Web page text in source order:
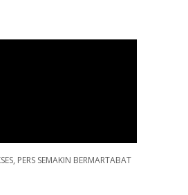
PERS SEMAKIN BERMARTABAT